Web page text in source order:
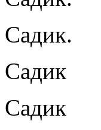
Садик.
Садик
Садик